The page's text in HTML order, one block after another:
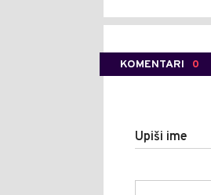
KOMENTARI 0
Upiši ime